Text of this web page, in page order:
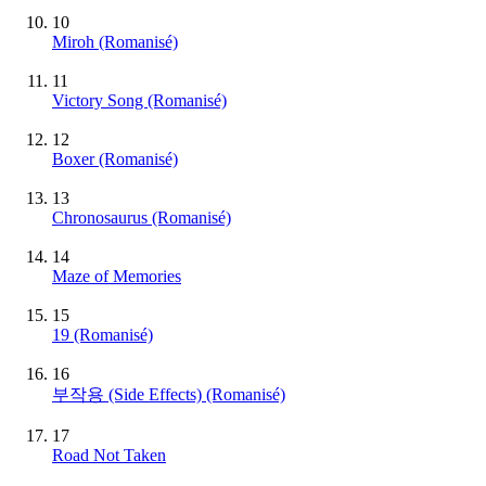
10
Miroh (Romanisé)
11
Victory Song (Romanisé)
12
Boxer (Romanisé)
13
Chronosaurus (Romanisé)
14
Maze of Memories
15
19 (Romanisé)
16
부작용 (Side Effects) (Romanisé)
17
Road Not Taken